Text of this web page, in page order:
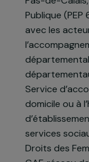
comme des
leur
leur projet
Pour
Pas-de-
Publique
avec les